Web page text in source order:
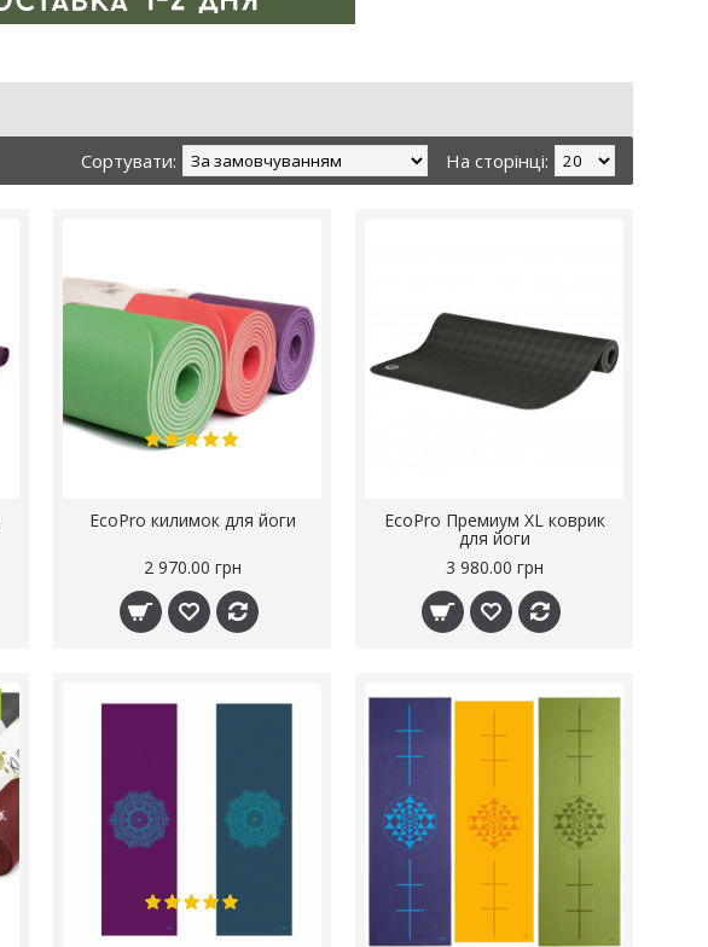
На сторінці:
Сортувати:
EcoPro килимок для йоги
2 970.00 грн
EcoPro Премиум XL коврик
для йоги
3 980.00 грн